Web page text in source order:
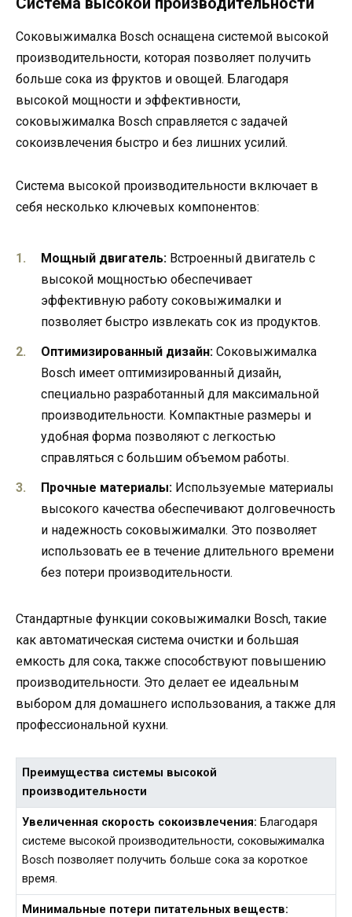
Соковыжималка Bosch оснащена системой высокой
производительности, которая позволяет получить
больше сока из фруктов и овощей. Благодаря
высокой мощности и эффективности,
соковыжималка Bosch справляется с задачей
сокоизвлечения быстро и без лишних усилий.
Система высокой производительности включает в
себя несколько ключевых компонентов:
Мощный двигатель: Встроенный двигатель с
высокой мощностью обеспечивает
эффективную работу соковыжималки и
позволяет быстро извлекать сок из продуктов.
Оптимизированный дизайн: Соковыжималка
Bosch имеет оптимизированный дизайн,
специально разработанный для максимальной
производительности. Компактные размеры и
удобная форма позволяют с легкостью
справляться с большим объемом работы.
Прочные материалы: Используемые материалы
высокого качества обеспечивают долговечность
и надежность соковыжималки. Это позволяет
использовать ее в течение длительного времени
без потери производительности.
Стандартные функции соковыжималки Bosch, такие
как автоматическая система очистки и большая
емкость для сока, также способствуют повышению
производительности. Это делает ее идеальным
выбором для домашнего использования, а также для
профессиональной кухни.
Преимущества системы высокой
производительности
Увеличенная скорость сокоизвлечения: Благодаря
системе высокой производительности, соковыжималка
Bosch позволяет получить больше сока за короткое
время.
Минимальные потери питательных веществ: